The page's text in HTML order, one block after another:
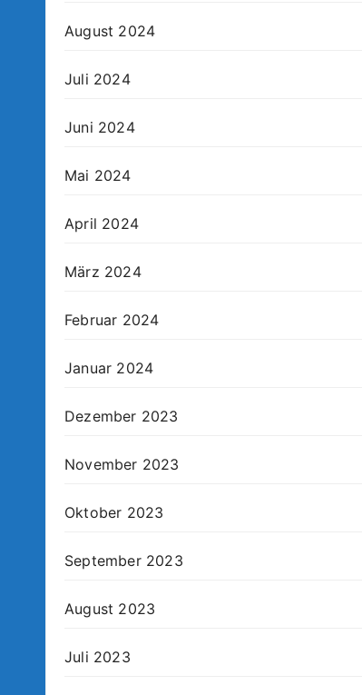
August 2024
Juli 2024
Juni 2024
Mai 2024
April 2024
März 2024
Februar 2024
Januar 2024
Dezember 2023
November 2023
Oktober 2023
September 2023
August 2023
Juli 2023